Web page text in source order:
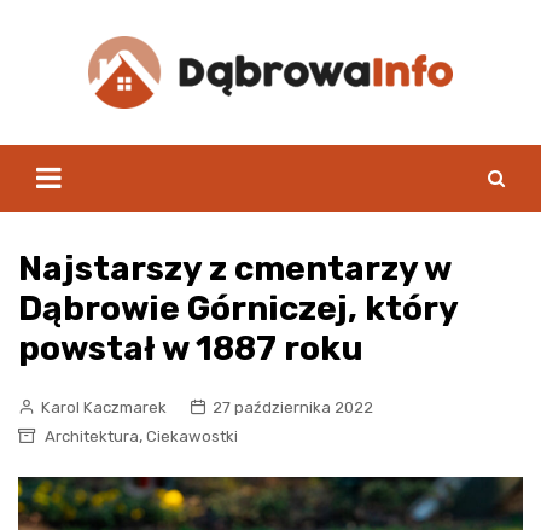
Najstarszy z cmentarzy w
Dąbrowie Górniczej, który
powstał w 1887 roku
Karol Kaczmarek
27 października 2022
Architektura, Ciekawostki